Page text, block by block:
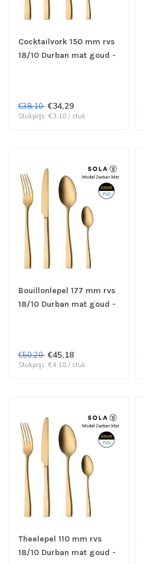
Cocktailvork 150 mm rvs
18/10 Durban mat goud -
€38,10 €34,29
Stukprijs: €3,18 / stuk
Bouillonlepel 177 mm rvs
18/10 Durban mat goud -
€50,20 €45,18
Stukprijs: €4,18 / stuk
Theelepel 110 mm rvs
18/10 Durban mat goud -